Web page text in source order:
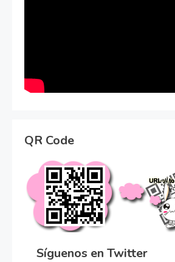
QR Code
Síguenos en Twitter